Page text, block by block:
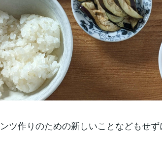
ツ作りのための新しいことなどもせず